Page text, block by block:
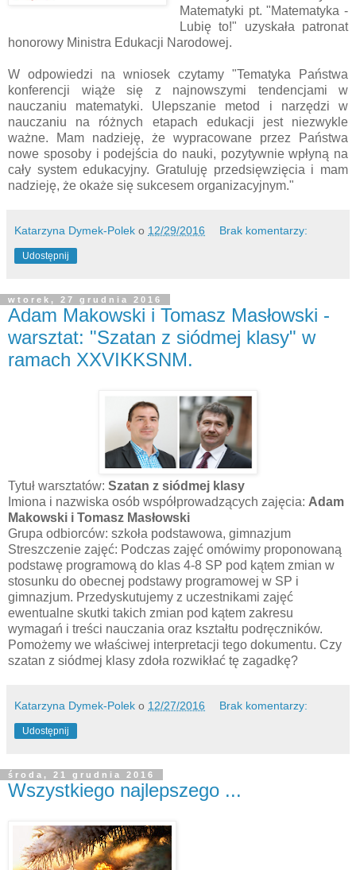
Matematyki pt. "Matematyka -
Lubię to!" uzyskała patronat
honorowy Ministra Edukacji Narodowej.
W odpowiedzi na wniosek czytamy "Tematyka Państwa
konferencji wiąże się z najnowszymi tendencjami w
nauczaniu matematyki. Ulepszanie metod i narzędzi w
nauczaniu na różnych etapach edukacji jest niezwykle
ważne. Mam nadzieję, że wypracowane przez Państwa
nowe sposoby i podejścia do nauki, pozytywnie wpłyną na
cały system edukacyjny. Gratuluję przedsięwzięcia i mam
nadzieję, że okaże się sukcesem organizacyjnym."
Katarzyna Dymek-Polek o 12/29/2016 Brak komentarzy:
Udostępnij
wtorek, 27 grudnia 2016
Adam Makowski i Tomasz Masłowski -
warsztat: "Szatan z siódmej klasy" w
ramach XXVIKKSNM.
Tytuł warsztatów: Szatan z siódmej klasy
Imiona i nazwiska osób współprowadzących zajęcia: Adam
Makowski i Tomasz Masłowski
Grupa odbiorców: szkoła podstawowa, gimnazjum
Streszczenie zajęć: Podczas zajęć omówimy proponowaną
podstawę programową do klas 4-8 SP pod kątem zmian w
stosunku do obecnej podstawy programowej w SP i
gimnazjum. Przedyskutujemy z uczestnikami zajęć
ewentualne skutki takich zmian pod kątem zakresu
wymagań i treści nauczania oraz kształtu podręczników.
Pomożemy we właściwej interpretacji tego dokumentu. Czy
szatan z siódmej klasy zdoła rozwikłać tę zagadkę?
Katarzyna Dymek-Polek o 12/27/2016 Brak komentarzy:
Udostępnij
środa, 21 grudnia 2016
Wszystkiego najlepszego ...